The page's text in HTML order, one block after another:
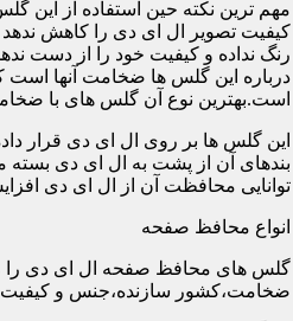
مهم ترین نکته حین استفاده از این
کیفیت تصویر ال ای دی را کاهش
رنگ نداده و کیفیت خود را از دست
درباره این گلس ها ضخامت آنها است
است.بهترین نوع آن گلس های با ضخامت 3 میلی متر
این گلس ها بر روی ال ای دی قرار
بندهای آن از پشت به ال ای دی بسته
توانایی محافظت آن از ال ای دی
انواع محافظ صفحه
گلس های محافظ صفحه ال ای دی را
ضخامت،کشور سازنده،جنس و کیفیت